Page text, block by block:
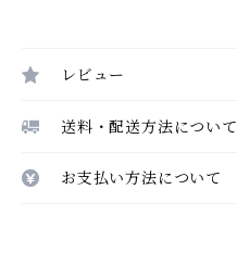
レビュー
送料・配送方法について
お支払い方法について